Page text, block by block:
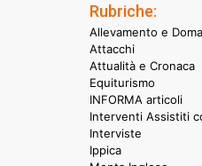
Rubriche:
Allevamento e Doma
Attacchi
Attualità e Cronaca
Equiturismo
INFORMA articoli
Interventi Assistiti
Interviste
Ippica